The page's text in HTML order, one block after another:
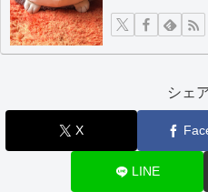
シェ
X
LINE